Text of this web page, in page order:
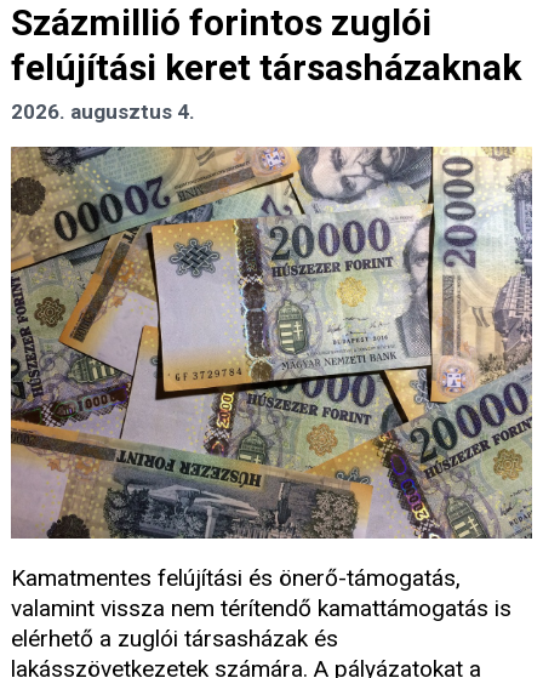
Százmillió forintos zuglói
felújítási keret társasházaknak
2026. augusztus 4.
Kamatmentes felújítási és önerő-támogatás,
valamint vissza nem térítendő kamattámogatás is
elérhető a zuglói társasházak és
lakásszövetkezetek számára. A pályázatokat a